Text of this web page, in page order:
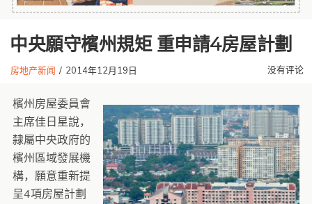
中央願守檳州規矩 重申請4房屋計劃
房地产新闻 / 2014年12月19日 没有评论
檳州房屋委員會
主席佳日星說，
隸屬中央政府的
檳州區域發展機
構，願意重新提
呈4項房屋計劃